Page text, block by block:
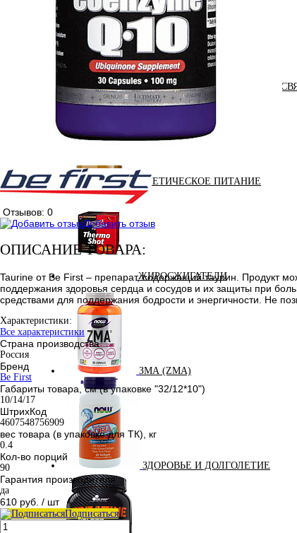
ДОБАВКИ ДЛЯ СУСТАВОВ И
ДИЕТИЧЕСКОЕ ПИТАНИЕ
ЖИРОСЖИГАТЕЛИ
ЗМА (ZMA)
ЗДОРОВЬЕ И ДОЛГОЛЕТИЕ
Отзывов: 0
Добавить отзыв
ОПИСАНИЕ ТОВАРА:
Taurine от Be First – препарат, содержащий таурин. Продукт
поддержания здоровья сердца и сосудов и их защиты при
средствами для поддержания бодрости и энергичности. Не
Характеристики:
Все характеристики
Страна производства
Россия
Бренд
Be First
Габариты товара, см (в упаковке "32/12*10")
10/14/17
ШтрихКод
4607548756909
вес товара (в упаковке для ТК), кг
0.4
Кол-во порций
90
Гарантия производителя
да
610 руб. / шт
Подписаться